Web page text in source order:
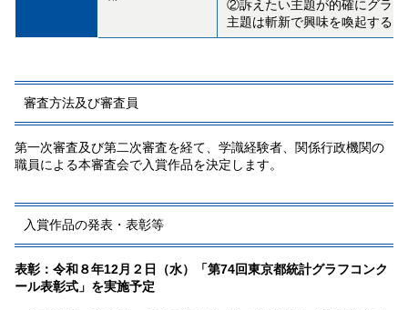
②訴えたい主題が的確にグラ
主題は斬新で興味を喚起する
審査方法及び審査員
第一次審査及び第二次審査を経て、学識経験者、関係行政機関の
職員による本審査会で入賞作品を決定します。
入賞作品の発表・表彰等
表彰：令和８年12月２日（水）「第74回東京都統計グラフコンク
ール表彰式」を実施予定